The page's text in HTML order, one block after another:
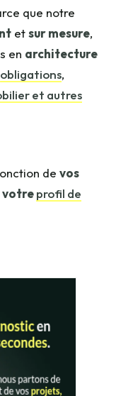
que notre
etsur mesure,
en architecture
obligations,
et autres
de vos
votreprofil de